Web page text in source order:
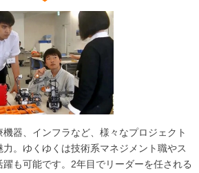
器、インフラなど、様々なプロジェクト
。ゆくゆくは技術系マネジメント職やス
も可能です。2年目でリーダーを任される